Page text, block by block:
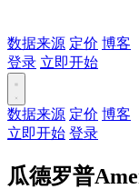
数据来源 定价 博客
登录 立即开始
数据来源 定价 博客
立即开始 登录
瓜德罗普